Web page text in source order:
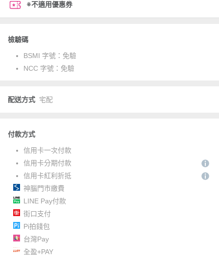
※不適用優惠券
檢驗碼
BSMI 字號： 免驗
NCC 字號： 免驗
配送方式 宅配
付款方式
信用卡一次付款
信用卡分期付款
信用卡紅利折抵
神腦門市繳費
LINE Pay付款
街口支付
Pi拍錢包
台灣Pay
全盈+PAY